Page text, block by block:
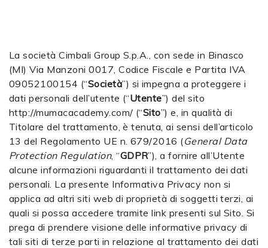
La società Cimbali Group S.p.A., con sede in Binasco
(MI) Via Manzoni 0017, Codice Fiscale e Partita IVA
09052100154 (“Società”) si impegna a proteggere i
dati personali dell’utente (“Utente”) del sito
http://mumacacademy.com/ (“Sito”) e, in qualità di
Titolare del trattamento, è tenuta, ai sensi dell’articolo
13 del Regolamento UE n. 679/2016 (General Data
Protection Regulation, “GDPR”), a fornire all’Utente
alcune informazioni riguardanti il trattamento dei dati
personali. La presente Informativa Privacy non si
applica ad altri siti web di proprietà di soggetti terzi, ai
quali si possa accedere tramite link presenti sul Sito. Si
prega di prendere visione delle informative privacy di
tali siti di terze parti in relazione al trattamento dei dati